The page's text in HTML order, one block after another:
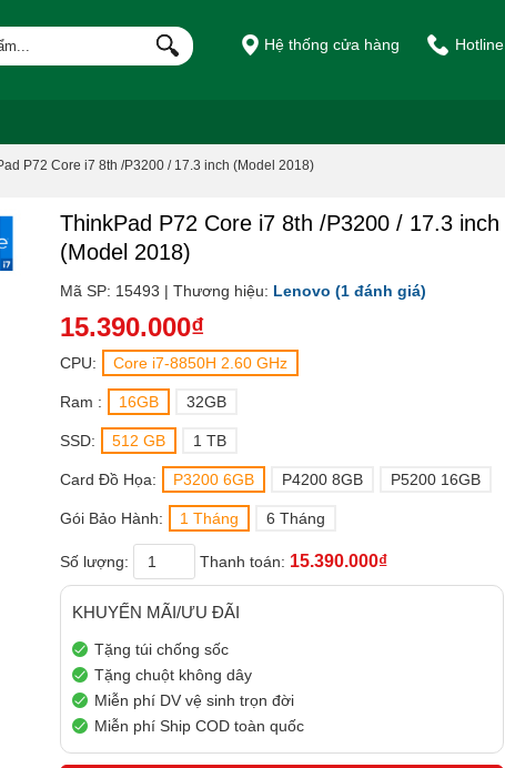
Hệ thống cửa hàng Hotline
P72 Core i7 8th /P3200 / 17.3 inch (Model 2018)
ThinkPad P72 Core i7 8th /P3200 / 17.3 inch
(Model 2018)
Mã SP: 15493 | Thương hiệu: Lenovo (1 đánh giá)
15.390.000₫
CPU: Core i7-8850H 2.60 GHz
Ram : 16GB 32GB
SSD: 512 GB 1 TB
Card Đồ Họa: P3200 6GB P4200 8GB P5200 16GB
Gói Bảo Hành: 1 Tháng 6 Tháng
Số lượng: Thanh toán: 15.390.000₫
KHUYẾN MÃI/ƯU ĐÃI
Tặng túi chống sốc
Tặng chuột không dây
Miễn phí DV vệ sinh trọn đời
Miễn phí Ship COD toàn quốc